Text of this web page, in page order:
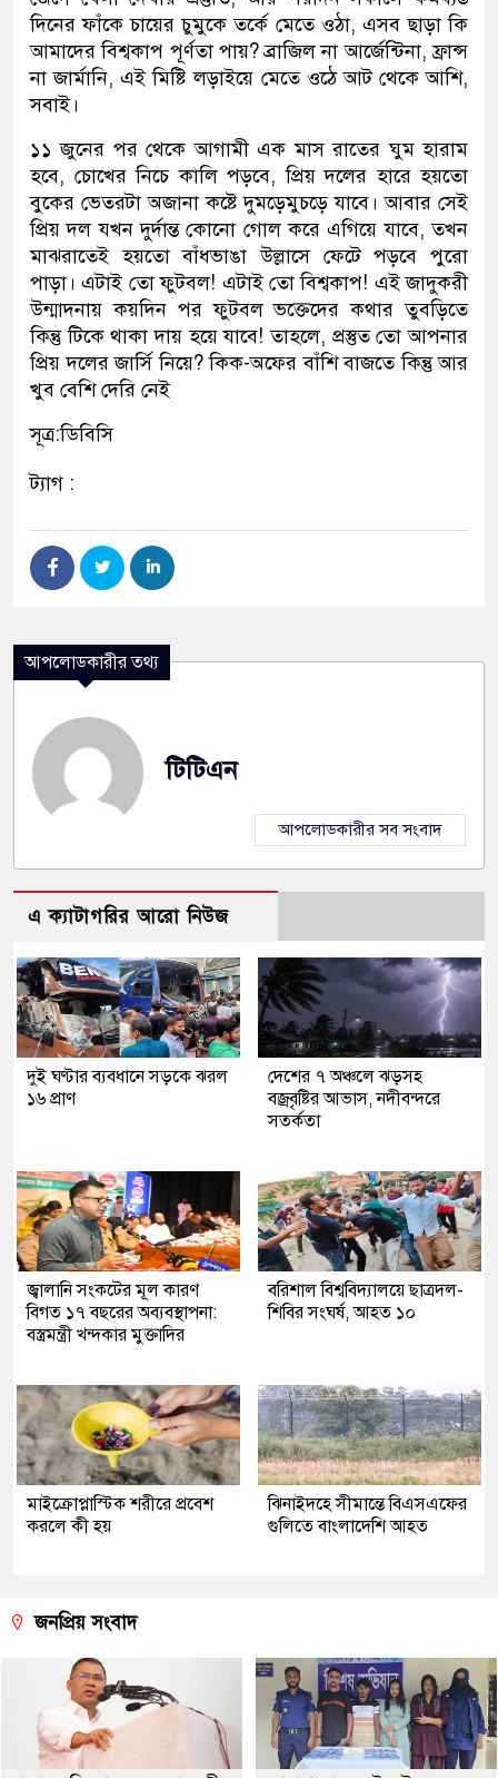
দিনের ফাঁকে চায়ের চুমুকে তর্কে মেতে ওঠা, এসব ছাড়া কি
আমাদের বিশ্বকাপ পূর্ণতা পায়? ব্রাজিল না আর্জেন্টিনা, ফ্রান্স
না জার্মানি, এই মিষ্টি লড়াইয়ে মেতে ওঠে আট থেকে আশি,
সবাই।
১১ জুনের পর থেকে আগামী এক মাস রাতের ঘুম হারাম
হবে, চোখের নিচে কালি পড়বে, প্রিয় দলের হারে হয়তো
বুকের ভেতরটা অজানা কষ্টে দুমড়েমুচড়ে যাবে। আবার সেই
প্রিয় দল যখন দুর্দান্ত কোনো গোল করে এগিয়ে যাবে, তখন
মাঝরাতেই হয়তো বাঁধভাঙা উল্লাসে ফেটে পড়বে পুরো
পাড়া। এটাই তো ফুটবল! এটাই তো বিশ্বকাপ! এই জাদুকরী
উন্মাদনায় কয়দিন পর ফুটবল ভক্তেদের কথার তুবড়িতে
কিন্তু টিকে থাকা দায় হয়ে যাবে! তাহলে, প্রস্তুত তো আপনার
প্রিয় দলের জার্সি নিয়ে? কিক-অফের বাঁশি বাজতে কিন্তু আর
খুব বেশি দেরি নেই
সূত্র:ডিবিসি
ট্যাগ :
আপলোডকারীর তথ্য
টিটিএন
আপলোডকারীর সব সংবাদ
এ ক্যাটাগরির আরো নিউজ
দুই ঘণ্টার ব্যবধানে সড়কে ঝরল
১৬ প্রাণ
দেশের ৭ অঞ্চলে ঝড়সহ
বজ্রবৃষ্টির আভাস, নদীবন্দরে
সতর্কতা
জ্বালানি সংকটের মূল কারণ
বিগত ১৭ বছরের অব্যবস্থাপনা:
বস্ত্রমন্ত্রী খন্দকার মুক্তাদির
বরিশাল বিশ্ববিদ্যালয়ে ছাত্রদল-
শিবির সংঘর্ষ, আহত ১০
মাইক্রোপ্লাস্টিক শরীরে প্রবেশ
করলে কী হয়
ঝিনাইদহে সীমান্তে বিএসএফের
গুলিতে বাংলাদেশি আহত
জনপ্রিয় সংবাদ